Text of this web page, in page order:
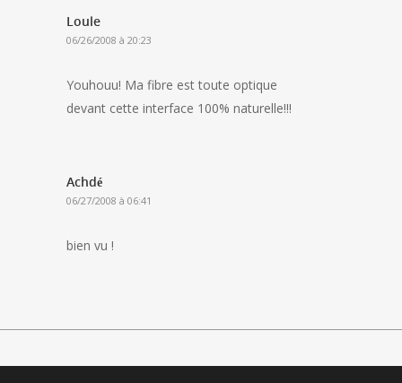
Loule
06/26/2008 à 20:23
Youhouu! Ma fibre est toute optique
devant cette interface 100% naturelle!!!
Achdé
06/27/2008 à 06:41
bien vu !